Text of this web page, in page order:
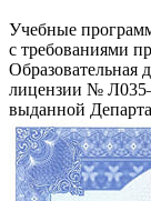
Учебные
с требованиями
Образовательная
лицензии №
выданной